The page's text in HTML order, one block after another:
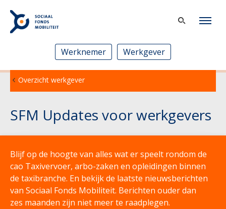
Werknemer Werkgever
Overzicht werkgever
SFM Updates voor werkgevers
Blijf op de hoogte van alles wat er speelt rondom de
cao Taxivervoer, arbo-zaken en opleidingen binnen
de taxibranche. En bekijk de laatste nieuwsberichten
van Sociaal Fonds Mobiliteit. Berichten ouder dan
zes maanden zijn niet meer te raadplegen.